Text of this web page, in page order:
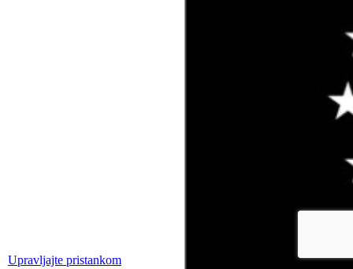
Upravljajte pristankom